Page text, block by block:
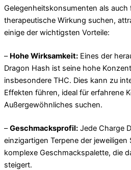
Gelegenheitskonsumenten als auch
therapeutische Wirkung suchen,
einige der wichtigsten Vorteile:
– Hohe Wirksamkeit: Eines der
Dragon Hash ist seine hohe
insbesondere THC. Dies kann zu
Effekten führen, ideal für erfahrene
Außergewöhnliches suchen.
–Geschmacksprofil: Jede Charge
einzigartigen Terpene der
komplexe Geschmackspalette, die
steigert.